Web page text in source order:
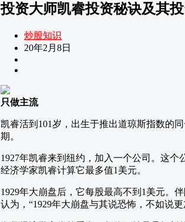
投资大师凯睿投资秘诀及其
炒股知识
20年2月8日
只做主流
凯睿活到101岁，出生于推出道琼斯指数的
期。
1927年凯睿来到纽约，加入一个公司。这
经济学家凯睿计算它最多值1美元。
1929年大崩盘后，它每股最高不到1美元。
认为，“1929年大崩盘与其说恐怖，不如说更